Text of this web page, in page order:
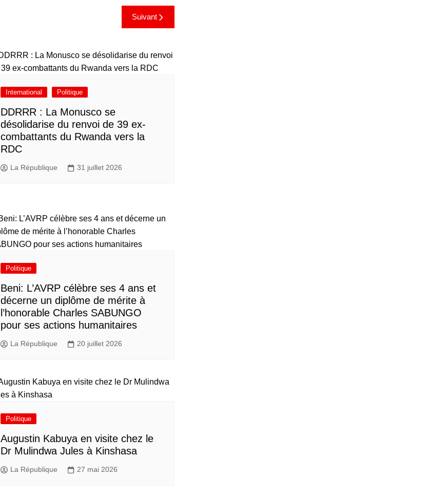
Suivant
International Politique
DDRRR : La Monusco se
désolidarise du renvoi de 39 ex-
combattants du Rwanda vers la
RDC
La République 31 juillet 2026
Politique
Beni: L’AVRP célèbre ses 4 ans et
décerne un diplôme de mérite à
l’honorable Charles SABUNGO
pour ses actions humanitaires
La République 20 juillet 2026
Politique
Augustin Kabuya en visite chez le
Dr Mulindwa Jules à Kinshasa
La République 27 mai 2026